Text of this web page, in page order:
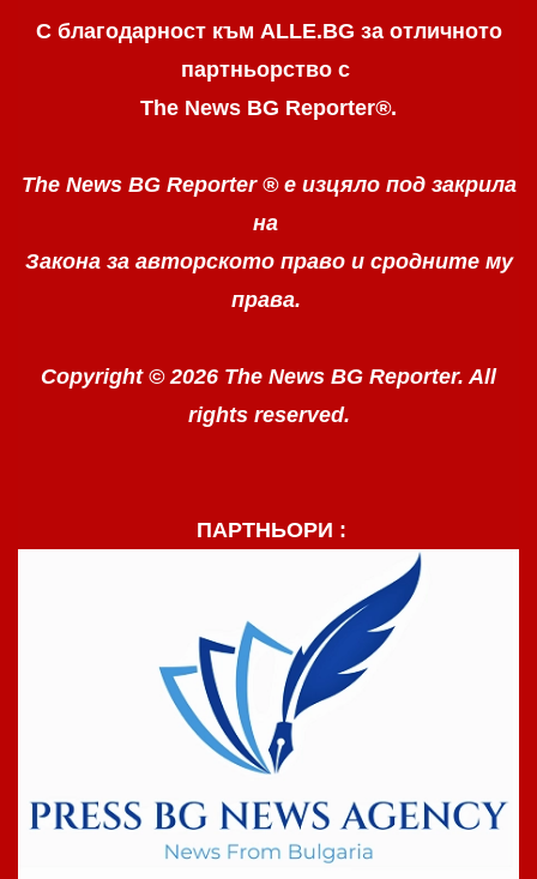
С благодарност към ALLE.BG за отличното
партньорство с
The News BG Reporter®.
The News BG Reporter ® е изцяло под закрила
на
Закона за авторското право и сродните му
права.
Copyright © 2026 The News BG Reporter. All
rights reserved.
ПАРТНЬОРИ :